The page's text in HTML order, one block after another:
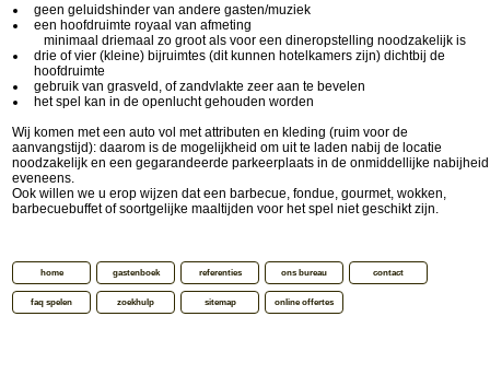
geen geluidshinder van andere gasten/muziek
een hoofdruimte royaal van afmeting
minimaal driemaal zo groot als voor een dineropstelling noodzakelijk is
drie of vier (kleine) bijruimtes (dit kunnen hotelkamers zijn) dichtbij de
hoofdruimte
gebruik van grasveld, of zandvlakte zeer aan te bevelen
het spel kan in de openlucht gehouden worden
Wij komen met een auto vol met attributen en kleding (ruim voor de
aanvangstijd): daarom is de mogelijkheid om uit te laden nabij de locatie
noodzakelijk en een gegarandeerde parkeerplaats in de onmiddellijke nabijheid
eveneens.
Ook willen we u erop wijzen dat een barbecue, fondue, gourmet, wokken,
barbecuebuffet of soortgelijke maaltijden voor het spel niet geschikt zijn.
home gastenboek referenties ons bureau contact
faq spelen zoekhulp sitemap online offertes